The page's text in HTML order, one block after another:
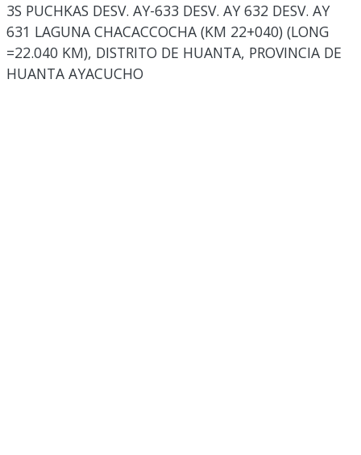
3S PUCHKAS DESV. AY-633 DESV. AY 632 DESV. AY
631 LAGUNA CHACACCOCHA (KM 22+040) (LONG
=22.040 KM), DISTRITO DE HUANTA, PROVINCIA DE
HUANTA AYACUCHO